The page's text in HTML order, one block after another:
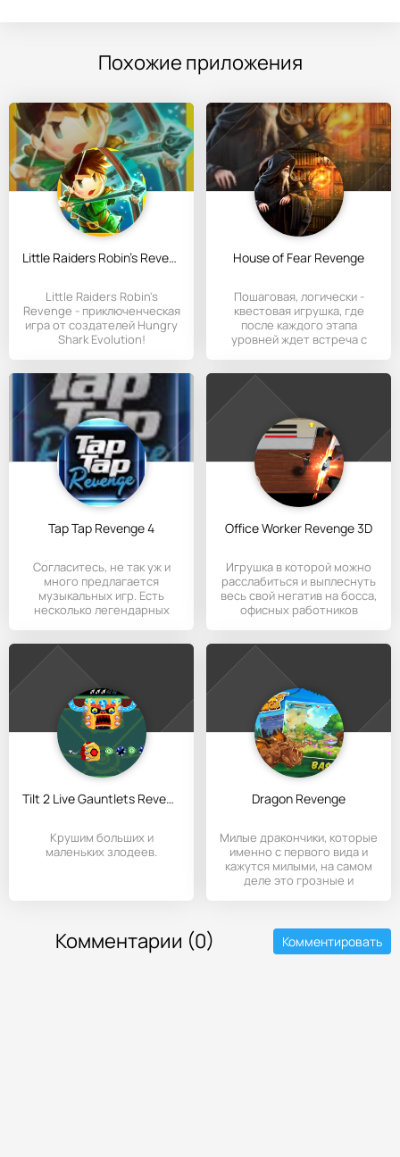
Похожие приложения
Little Raiders Robin's Revenge
Little Raiders Robin's
Revenge - приключенческая
игра от создателей Hungry
Shark Evolution!
House of Fear Revenge
Пошаговая, логически -
квестовая игрушка, где
после каждого этапа
уровней ждет встреча с
Tap Tap Revenge 4
Согласитесь, не так уж и
много предлагается
музыкальных игр. Есть
несколько легендарных
Office Worker Revenge 3D
Игрушка в которой можно
расслабиться и выплеснуть
весь свой негатив на босса,
офисных работников
Tilt 2 Live Gauntlets Revenge
Крушим больших и
маленьких злодеев.
Dragon Revenge
Милые дракончики, которые
именно с первого вида и
кажутся милыми, на самом
деле это грозные и
Комментарии (0) Комментировать